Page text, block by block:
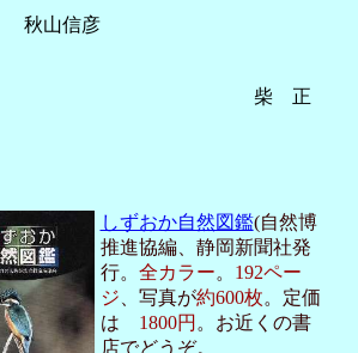
正
しずおか自然図鑑(自然博
推進協編、静岡新聞社発
行。 全カラー。 192ペー
ジ 、写真が約600枚。定価
は 1800円 。お近くの書
店でどうぞ。